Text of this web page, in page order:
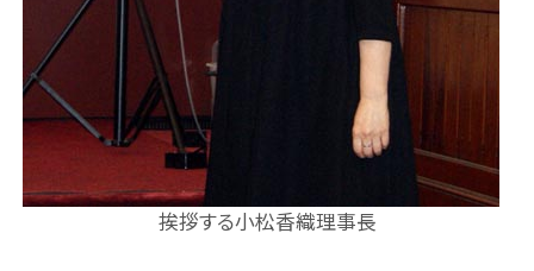
挨拶する小松香織理事長